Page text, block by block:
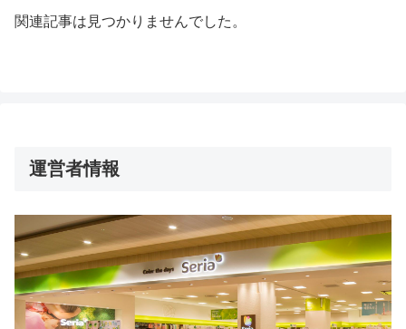
関連記事は見つかりませんでした。
運営者情報